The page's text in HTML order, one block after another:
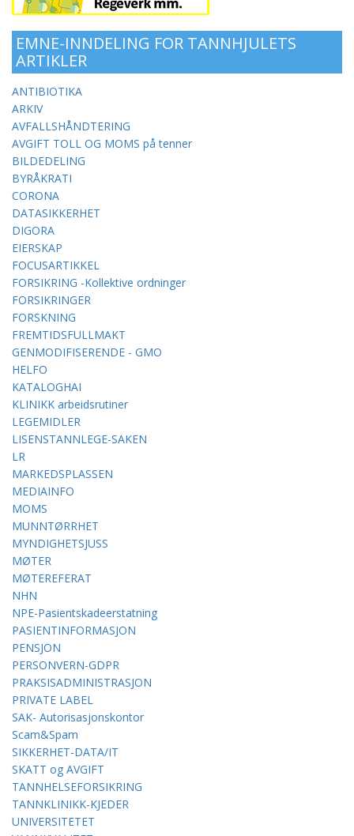
EMNE-INNDELING FOR TANNHJULETS
ARTIKLER
ANTIBIOTIKA
ARKIV
AVFALLSHÅNDTERING
AVGIFT TOLL OG MOMS på tenner
BILDEDELING
BYRÅKRATI
CORONA
DATASIKKERHET
DIGORA
EIERSKAP
FOCUSARTIKKEL
FORSIKRING -Kollektive ordninger
FORSIKRINGER
FORSKNING
FREMTIDSFULLMAKT
GENMODIFISERENDE - GMO
HELFO
KATALOGHAI
KLINIKK arbeidsrutiner
LEGEMIDLER
LISENSTANNLEGE-SAKEN
LR
MARKEDSPLASSEN
MEDIAINFO
MOMS
MUNNTØRRHET
MYNDIGHETSJUSS
MØTER
MØTEREFERAT
NHN
NPE-Pasientskadeerstatning
PASIENTINFORMASJON
PENSJON
PERSONVERN-GDPR
PRAKSISADMINISTRASJON
PRIVATE LABEL
SAK- Autorisasjonskontor
Scam&Spam
SIKKERHET-DATA/IT
SKATT og AVGIFT
TANNHELSEFORSIKRING
TANNKLINIKK-KJEDER
UNIVERSITETET